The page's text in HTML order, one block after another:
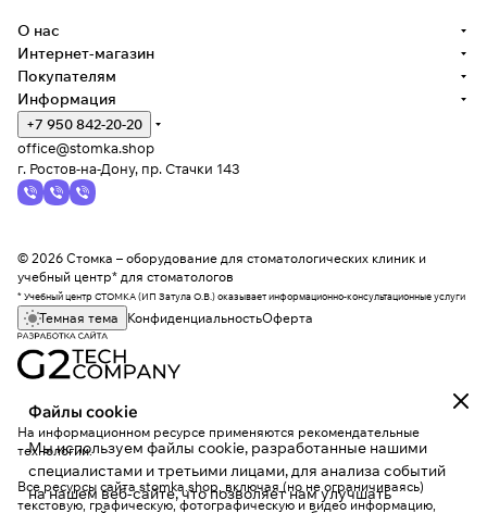
Файлы cookie
Мы используем файлы cookie, разработанные нашими
специалистами и третьими лицами, для анализа событий
на нашем веб-сайте, что позволяет нам улучшать
О нас
Интернет-магазин
Покупателям
Информация
+7 950 842-20-20
office@stomka.shop
г. Ростов-на-Дону, пр. Стачки 143
© 2026 Стомка – оборудование для стоматологических клиник и
учебный центр* для стоматологов
* Учебный центр СТОМКА (ИП Затула О.В.) оказывает информационно-консультационные услуги
Темная тема КонфиденциальностьОферта
На информационном ресурсе применяются рекомендательные
технологии.
Все ресурсы сайта stomka.shop, включая (но не ограничиваясь)
текстовую, графическую, фотографическую и видео информацию,